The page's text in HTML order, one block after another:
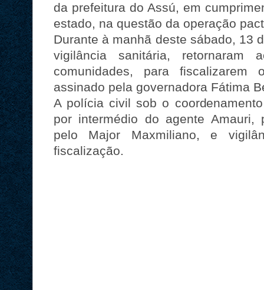
da prefeitura do Assú, em
estado, na questão da operação
Durante à manhã deste sábado, 13
vigilância sanitária,
comunidades, para fiscalizarem
assinado pela governadora Fátima
A polícia civil sob o
por intermédio do agente Amauri,
pelo Major Maxmiliano, e
fiscalização.